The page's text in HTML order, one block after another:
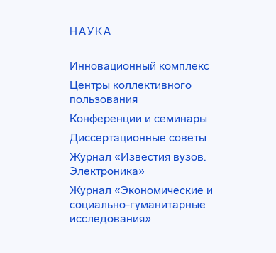
НАУКА
Инновационный комплекс
Центры коллективного
пользования
Конференции и семинары
Диссертационные советы
Журнал «Известия вузов.
Электроника»
Журнал «Экономические и
социально-гуманитарные
исследования»